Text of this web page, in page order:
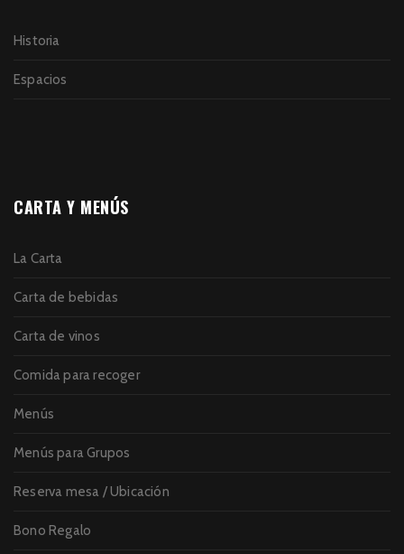
Historia
Espacios
CARTA Y MENÚS
La Carta
Carta de bebidas
Carta de vinos
Comida para recoger
Menús
Menús para Grupos
Reserva mesa / Ubicación
Bono Regalo